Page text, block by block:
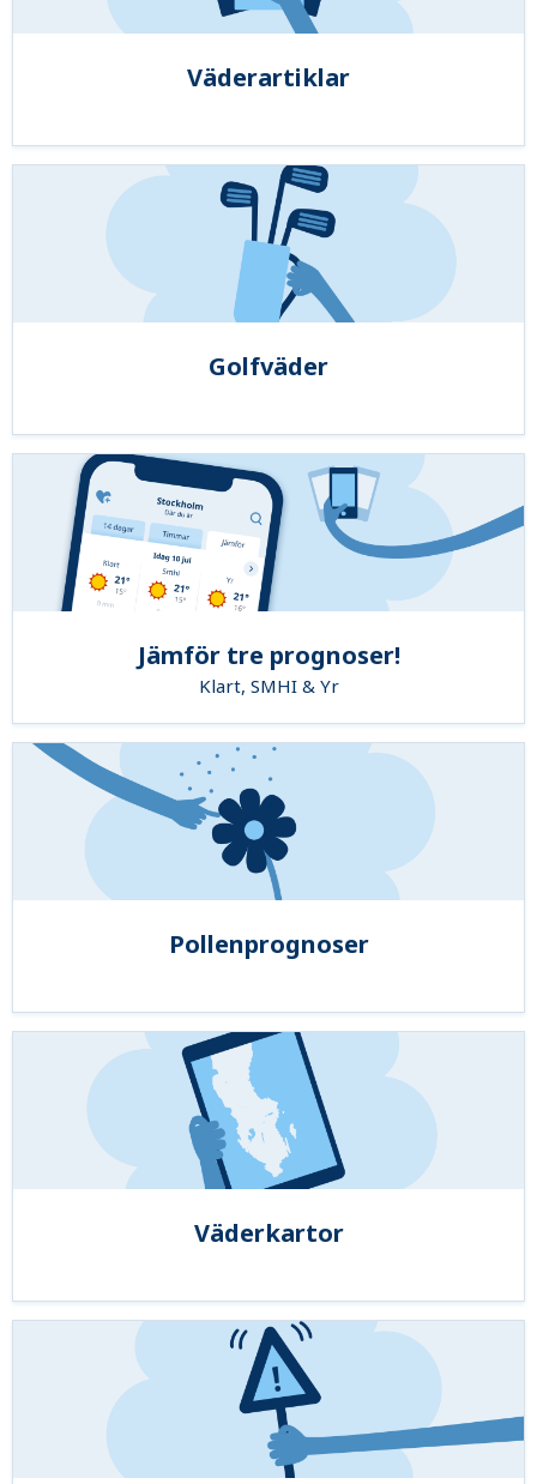
Väderartiklar
Golfväder
Jämför tre prognoser!
Klart, SMHI & Yr
Pollenprognoser
Väderkartor